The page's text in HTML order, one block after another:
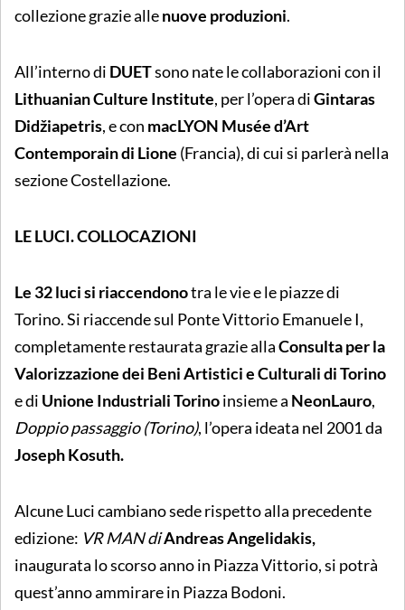
collezione grazie allenuove produzioni.
All’interno di DUETsono nate le collaborazioni con il
Lithuanian Culture Institute, per l’opera diGintaras
Didžiapetris, e con macLYON Musée d’Art
Contemporain di Lione (Francia), di cui si parlerà nella
sezione Costellazione.
LE LUCI. COLLOCAZIONI
Le 32 luci si riaccendonotra le vie e le piazze di
Torino. Si riaccende sul Ponte Vittorio Emanuele I,
completamente restaurata grazie allaConsulta per la
Valorizzazione dei Beni Artistici e Culturali di Torino
e di Unione Industriali Torinoinsieme a NeonLauro,
Doppio passaggio (Torino), l’opera ideata nel 2001 da
Joseph Kosuth.
Alcune Luci cambiano sede rispetto alla precedente
edizione: VR MAN diAndreas Angelidakis,
inaugurata lo scorso anno in Piazza Vittorio, si potrà
quest’anno ammirare in Piazza Bodoni.